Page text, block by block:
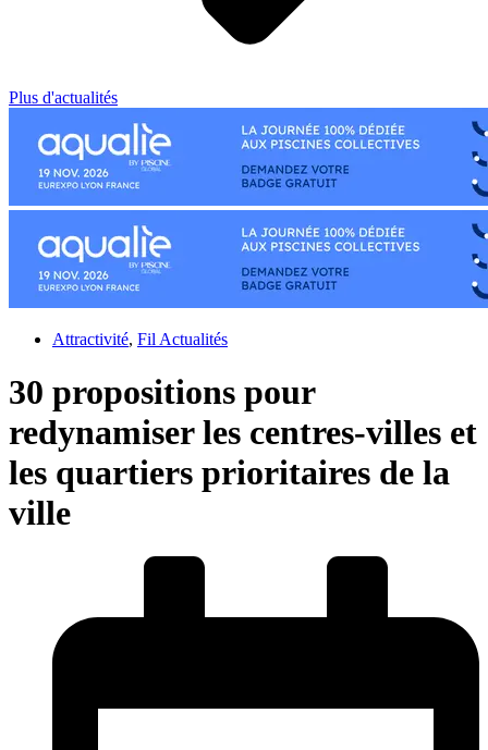
Plus d'actualités
Attractivité, Fil Actualités
30 propositions pour
redynamiser les centres-villes et
les quartiers prioritaires de la
ville